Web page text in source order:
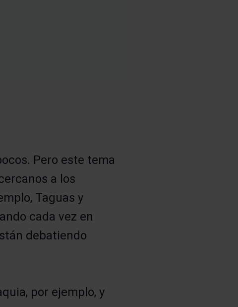
Pero este tema
a los
Taguas y
cada vez en
debatiendo
por ejemplo, y